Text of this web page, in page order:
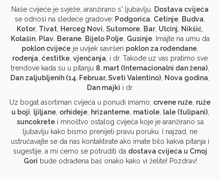
Naše cvijeće je svježe, aranžirano s' ljubavlju.
Dostava cvijeća
se odnosi na sledeće gradove: Podgorica Cetinje Budva
Kotor, Tivat Herceg Novi Sutomore Bar, Ulcinj Nikšić
Kolašin, Plav, Berane, Bijelo Polje, Gusinje. Imajte na umu da
poklon cvijeće je uvijek savršen poklon za rođendane
rođenja čestitke vjenčanja , i dr. Takođe uz vas pratimo sve
trendove kada su u pitanju 8. mart (Internacionalni dan žena)
Dan zaljubljenih (14. Februar, Sveti Valentino) Nova godina
Dan majki i dr.
Uz bogat asortiman cvijeća u ponudi imamo: crvene ruže ruže
u boji
ljiljane, orhideje, hrizanteme, matiole, lale (tulipani),
suncokretei mnoštvo ostalog cvijeća koje je aranžirano sa
ljubavlju kako bismo prenijeli pravu poruku. I najzad, ne
ustručavajte se da nas kontaktirate ako imate bilo kakva pitanja i
sugestije, a mi ćemo se potruditi da dostava cvijeća u Crnoj
Gori bude odrađena baš onako kako vi želite! Pozdrav!